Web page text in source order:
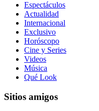
Espectáculos
Actualidad
Internacional
Exclusivo
Horóscopo
Cine y Series
Videos
Música
Qué Look
Sitios amigos